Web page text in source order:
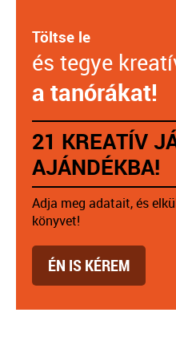
Töltse le
és tegye
a tanórákat!
21 KREATÍV
AJÁNDÉKBA!
Adja meg adatait, és
könyvet!
ÉN IS KÉREM